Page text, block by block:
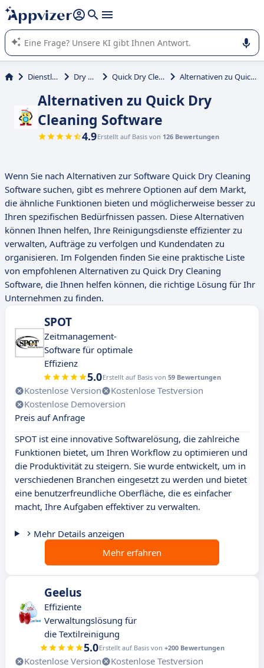
beantworten (mehrere Zeilen mit
Die KI von Appvizer führt Sie bei der Nutzung oder Auswahl
von SaaS-Software in Unternehmen.
Dienstleistungen Dry Cleaning Quick Dry Cleaning Software Alternativen zu Quick Dry Cleaning Software
Alternativen zu Quick Dry
Cleaning Software
4.9Erstellt auf Basis von 126 Bewertungen
Wenn Sie nach Alternativen zur Software Quick Dry Cleaning
Software suchen, gibt es mehrere Optionen auf dem Markt,
die ähnliche Funktionen bieten und möglicherweise besser zu
Ihren spezifischen Bedürfnissen passen. Diese Alternativen
können Ihnen helfen, Ihre Reinigungsdienste effizienter zu
verwalten, Aufträge zu verfolgen und Kundendaten zu
organisieren. Im Folgenden finden Sie eine praktische Liste
von empfohlenen Alternativen zu Quick Dry Cleaning
Software, die Ihnen helfen können, die richtige Lösung für Ihr
Unternehmen zu finden.
SPOT
Zeitmanagement-
Software für optimale
Effizienz
5.0Erstellt auf Basis von 59 Bewertungen
Kostenlose Version
Kostenlose Testversion
Kostenlose Demoversion
Preis auf Anfrage
SPOT ist eine innovative Softwarelösung, die zahlreiche
Funktionen bietet, um Ihren Workflow zu optimieren und
die Produktivität zu steigern. Sie wurde entwickelt, um in
verschiedenen Branchen eingesetzt zu werden und bietet
eine benutzerfreundliche Oberfläche, die es einfacher
macht, Ihre Aufgaben effektiver zu verwalten.
Mehr Details anzeigen
Mehr erfahren
Geelus
Effiziente
Verwaltungslösung für
die Textilreinigung
5.0Erstellt auf Basis von +200 Bewertungen
Kostenlose Version
Kostenlose Testversion